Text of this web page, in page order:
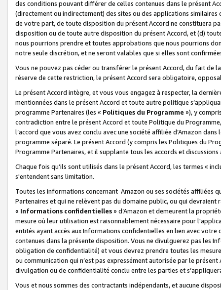
des conditions pouvant différer de celles contenues dans le présent
(directement ou indirectement) des sites ou des applications
de votre part, de toute disposition du présent Accord ne constituera
disposition ou de toute autre disposition du présent Accord, et (d)
nous pourrions prendre et toutes approbations que nous pourrions
notre seule discrétion, et ne seront valables que si elles sont
Vous ne pouvez pas céder ou transférer le présent Accord, du fait de
réserve de cette restriction, le présent Accord sera obligatoire,
Le présent Accord intègre, et vous vous engagez à respecter, la
mentionnées dans le présent Accord et toute autre politique
programme Partenaires (les « Politiques du Programme »), y
contradiction entre le présent Accord et toute Politique du
l’accord que vous avez conclu avec une société affiliée d’Amazon
programme séparé. Le présent Accord (y compris les Politiques du
Programme Partenaires, et il supplante tous les accords et discussions
Chaque fois qu’ils sont utilisés dans le présent Accord, les termes «
s'entendent sans limitation.
Toutes les informations concernant Amazon ou ses sociétés affiliées
Partenaires et qui ne relèvent pas du domaine public, ou qui
« Informations confidentielles» d’Amazon et demeurent la
mesure où leur utilisation est raisonnablement nécessaire pour
entités ayant accès aux Informations confidentielles en lien avec
contenues dans la présente disposition. Vous ne divulguerez pas les
obligation de confidentialité) et vous devrez prendre toutes les
ou communication qui n’est pas expressément autorisée par le
divulgation ou de confidentialité conclu entre les parties et
Vous et nous sommes des contractants indépendants, et aucune